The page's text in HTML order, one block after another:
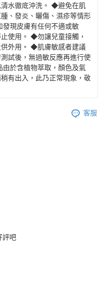
清水徹底沖洗。 ◆避免在肌
、發炎、曬傷、濕疹等情形
現皮膚有任何不適或敏
使用。 ◆勿讓兒童接觸，
外用。 ◆肌膚敏感者建議
試後，無過敏反應再進行使
於含植物萃取，顏色及氣
有出入，此乃正常現象，敬
客服
評吧